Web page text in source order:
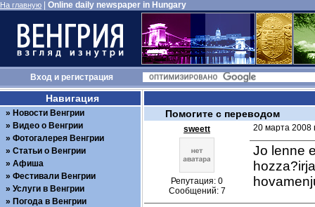
На главную Online daily newspaper in Hungary
Входи регистрация
Помогите с переводом
sweett
Репутация: 0
Сообщений: 7
20 марта 2008
Jo lenne
Навигация
Новости Венгрии
Видео о Венгрии
Фотогалерея Венгрии
Статьи о Венгрии
Афиша
Фестивали Венгрии
Услуги в Венгрии
Погода в Венгрии